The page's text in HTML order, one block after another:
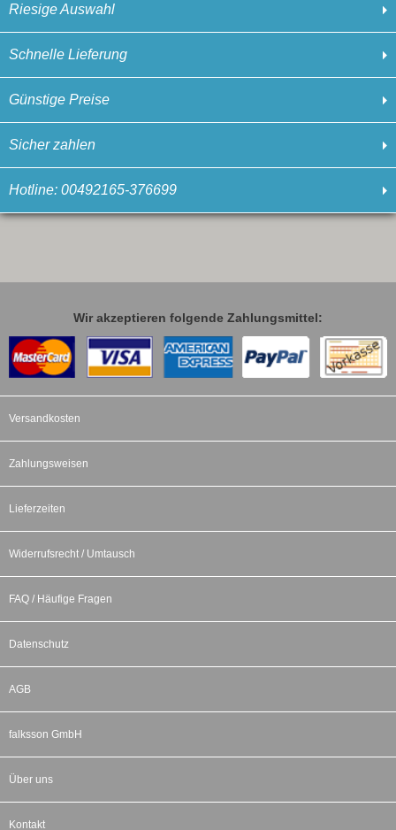
Riesige Auswahl
Schnelle Lieferung
Günstige Preise
Sicher zahlen
Hotline: 00492165-376699
Wir akzeptieren folgende Zahlungsmittel:
Versandkosten
Zahlungsweisen
Lieferzeiten
Widerrufsrecht / Umtausch
FAQ / Häufige Fragen
Datenschutz
AGB
falksson GmbH
Über uns
Kontakt